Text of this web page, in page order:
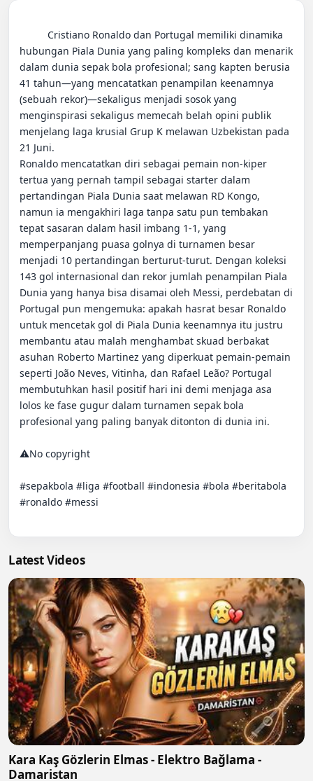
hubungan Piala Dunia yang paling kompleks dan menarik
dalam dunia sepak bola profesional; sang kapten berusia
41 tahun—yang mencatatkan penampilan keenamnya
(sebuah rekor)—sekaligus menjadi sosok yang
menginspirasi sekaligus memecah belah opini publik
menjelang laga krusial Grup K melawan Uzbekistan pada
21 Juni.
Ronaldo mencatatkan diri sebagai pemain non-kiper
tertua yang pernah tampil sebagai starter dalam
pertandingan Piala Dunia saat melawan RD Kongo,
namun ia mengakhiri laga tanpa satu pun tembakan
tepat sasaran dalam hasil imbang 1-1, yang
memperpanjang puasa golnya di turnamen besar
menjadi 10 pertandingan berturut-turut. Dengan koleksi
143 gol internasional dan rekor jumlah penampilan Piala
Dunia yang hanya bisa disamai oleh Messi, perdebatan di
Portugal pun mengemuka: apakah hasrat besar Ronaldo
untuk mencetak gol di Piala Dunia keenamnya itu justru
membantu atau malah menghambat skuad berbakat
asuhan Roberto Martinez yang diperkuat pemain-pemain
seperti João Neves, Vitinha, dan Rafael Leão? Portugal
membutuhkan hasil positif hari ini demi menjaga asa
lolos ke fase gugur dalam turnamen sepak bola
profesional yang paling banyak ditonton di dunia ini.
⚠️No copyright
#sepakbola #liga #football #indonesia #bola #beritabola
#ronaldo #messi
Latest Videos
Kara Kaş Gözlerin Elmas - Elektro Bağlama -
Damaristan